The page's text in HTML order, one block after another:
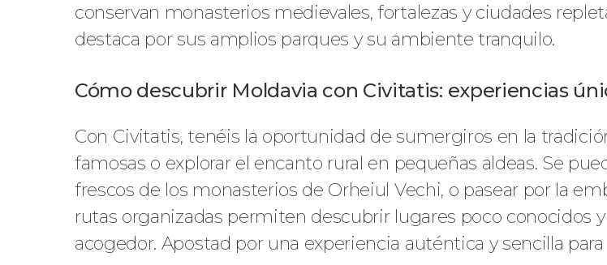
conservan monasterios medievales, fortalezas y ciudades
destaca por sus amplios parques y su ambiente tranquilo.
Cómo descubrir Moldavia con Civitatis: experiencias
Con Civitatis, tenéis la oportunidad de sumergiros en la
famosas o explorar el encanto rural en pequeñas aldeas. Se
frescos de los monasterios de Orheiul Vechi, o pasear por la
rutas organizadas permiten descubrir lugares poco conocidos
acogedor. Apostad por una experiencia auténtica y sencilla